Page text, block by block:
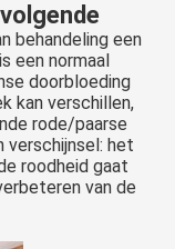
behandeling een
een normaal
doorbloeding
kan verschillen,
rode/paarse
verschijnsel: het
roodheid gaat
van de